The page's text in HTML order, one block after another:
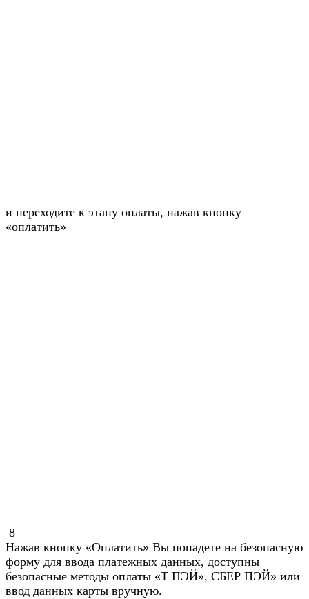
и переходите к этапу оплаты, нажав кнопку
«оплатить»
8
Нажав кнопку «Оплатить» Вы попадете на безопасную
форму для ввода платежных данных, доступны
безопасные методы оплаты «Т ПЭЙ», СБЕР ПЭЙ» или
ввод данных карты вручную.